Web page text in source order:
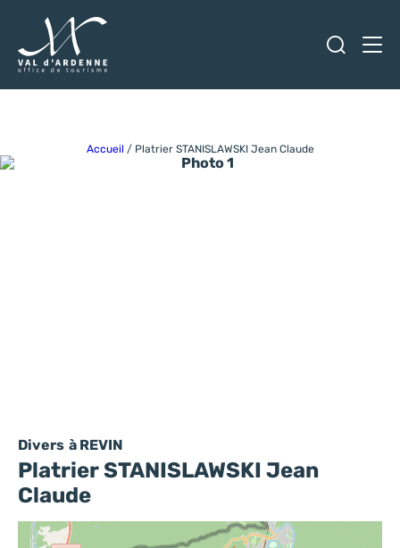
Accueil / Platrier STANISLAWSKI Jean Claude
Divers à REVIN
Platrier STANISLAWSKI Jean
Claude
Photo 1